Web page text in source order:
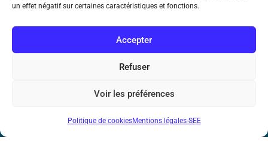
un effet négatif sur certaines caractéristiques et fonctions.
Accepter
Refuser
Voir les préférences
Politique de cookiesMentions légales-SEE
Bicentenaire des découvertes d’André-
Marie Ampère
N° de SIREN : 785 393 232, Code APE : 9412Z TVA intra-
communautaire : FR44 785 393 232